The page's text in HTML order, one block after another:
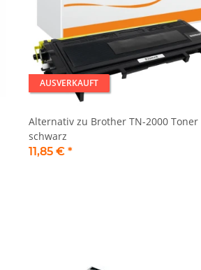
AUSVERKAUFT
Alternativ zu Brother TN-2000 Toner
schwarz
11,85 € *